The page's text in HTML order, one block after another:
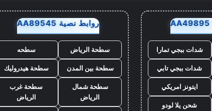
شدات ببجي تمارا
شدات ببجي تابي
ايتونز امريكي
شحن يلا لودو
روابط نصية AA89545
سطحة الرياض سطحه
سطحة بين المدن سطحة هيدروليك
سطحة شمال
الرياض
سطحة غرب
الرياض